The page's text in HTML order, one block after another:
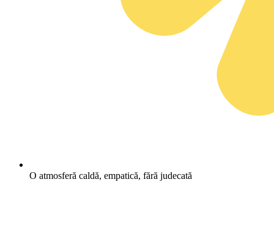
O atmosferă caldă, empatică, fără judecată